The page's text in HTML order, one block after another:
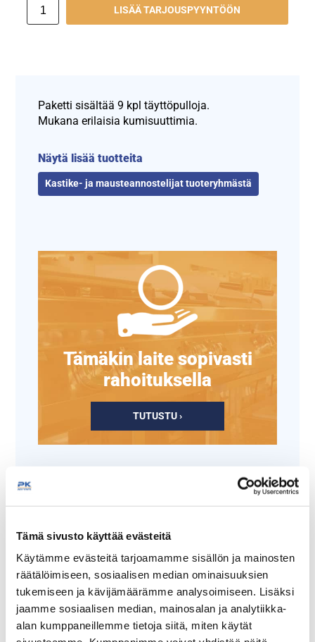
Tämä sivusto käyttää evästeitä
Käytämme evästeitä tarjoamamme sisällön ja mainosten
räätälöimiseen, sosiaalisen median ominaisuuksien
tukemiseen ja kävijämäärämme analysoimiseen. Lisäksi
jaamme sosiaalisen median, mainosalan ja analytiikka-
alan kumppaneillemme tietoja siitä, miten käytät
LISÄÄ TARJOUSPYYNTÖÖN
Paketti sisältää 9 kpl täyttöpulloja.
Mukana erilaisia kumisuuttimia.
Näytä lisää tuotteita
Kastike- ja mausteannostelijat tuoteryhmästä
Tämäkin laite sopivasti
rahoituksella
TUTUSTU ›
Roikkuva
annostelija 5L
Kastikeannostelija
Portion Max Kit